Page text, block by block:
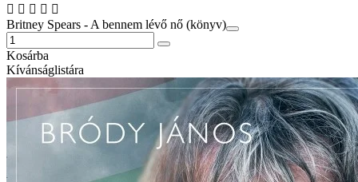
Britney Spears - A bennem lévő nő (könyv)
Kosárba
Kívánságlistára